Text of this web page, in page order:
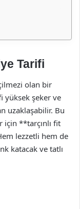
Tarifi
olan bir
yüksek şeker ve
uzaklaşabilir. Bu
için **tarçınlı fit
lezzetli hem de
katacak ve tatlı